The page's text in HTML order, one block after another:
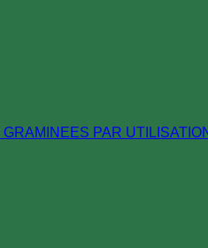
GRAMINEES PAR